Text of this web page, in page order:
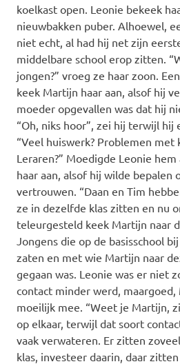
koelkast open. Leonie bekeek
nieuwbakken puber. Alhoewel,
niet echt, al had hij net zijn
middelbare school erop zitten.
jongen?” vroeg ze haar zoon.
keek Martijn haar aan, alsof hij
moeder opgevallen was dat hij
“Oh, niks hoor”, zei hij terwijl hij
“Veel huiswerk? Problemen met
Leraren?” Moedigde Leonie
haar aan, alsof hij wilde bepalen
vertrouwen. “Daan en Tim
ze in dezelfde klas zitten en nu
teleurgesteld keek Martijn naar
Jongens die op de basisschool
zaten en met wie Martijn naar
gegaan was. Leonie was er niet
contact minder werd,
moeilijk mee. “Weet je Martijn,
op elkaar, terwijl dat soort
vaak verwateren. Er zitten
klas, investeer daarin, daar